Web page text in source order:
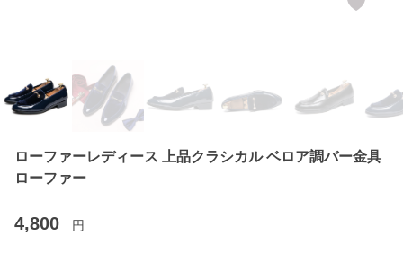
ローファーレディース 上品クラシカル ベロア調バー金具
ローファー
4,800 円